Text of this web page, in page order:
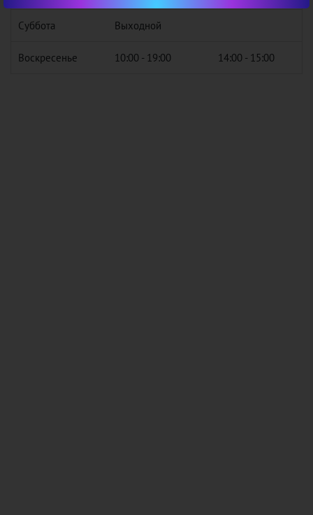
Суббота Выходной
Воскресенье 10:00 - 19:00 14:00 - 15:00